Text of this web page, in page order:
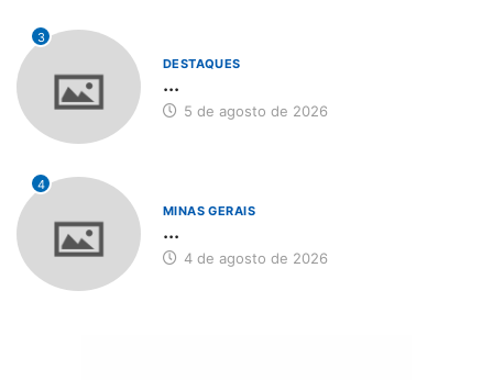
3
DESTAQUES
...
5 de agosto de 2026
4
MINAS GERAIS
...
4 de agosto de 2026